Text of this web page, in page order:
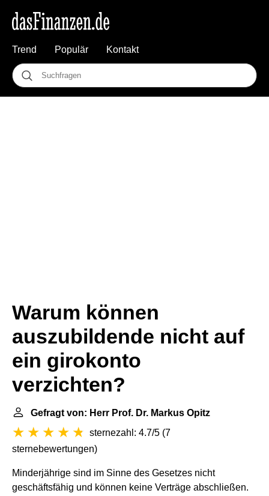
Trend Populär Kontakt
Warum können
auszubildende nicht auf
ein girokonto
verzichten?
Gefragt von: Herr Prof. Dr. Markus Opitz
sternezahl: 4.7/5 (7
sternebewertungen)
Minderjährige sind im Sinne des Gesetzes nicht
geschäftsfähig und können keine Verträge abschließen.